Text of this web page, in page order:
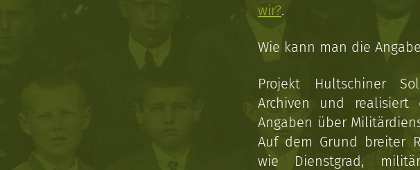
wir?.
Wie kann man die
Projekt Hultschiner
Archiven und realisiert
Angaben über
Auf dem Grund breiter
wie Dienstgrad,